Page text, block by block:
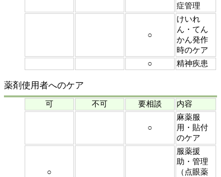
症管理
○
けいれ
ん・てん
かん発作
時のケア
○
精神疾患
薬剤使用者へのケア
可 不可 要相談 内容
○
麻薬服
用・貼付
のケア
○
服薬援
助・管理
（点眼薬